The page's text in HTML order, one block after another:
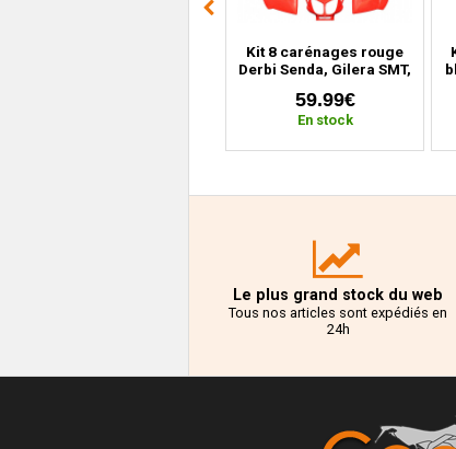
Kit 8 carénages rouge
Derbi Senda, Gilera SMT,
59.99€
En stock
Le plus grand stock du web
Tous nos articles sont expédiés en
24h